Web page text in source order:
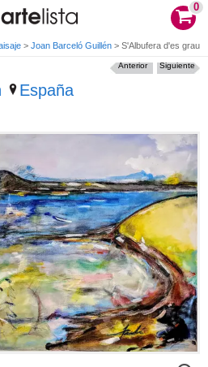
0
> Joan Barceló Guillén > S'Albufera d'es grau.
España
Siguiente
Anterior